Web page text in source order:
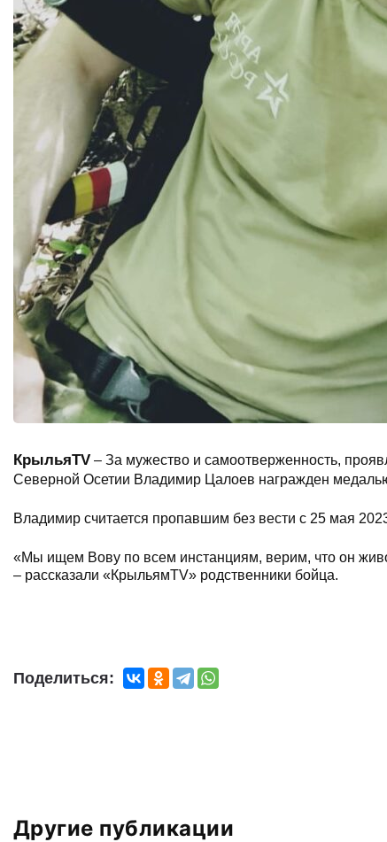
КрыльяTV – За мужество и самоотверженность,
Северной Осетии Владимир Цалоев награжден
Владимир считается пропавшим без вести с 25 мая
«Мы ищем Вову по всем инстанциям, верим, что он
– рассказали «КрыльямTV» родственники бойца.
Поделиться:
Другие публикации